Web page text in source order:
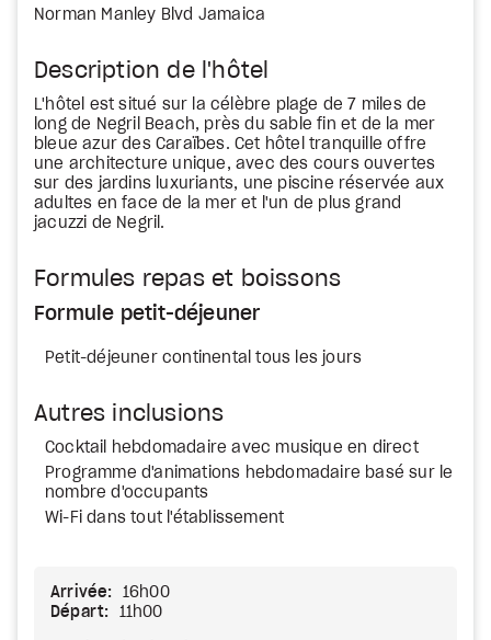
Norman Manley Blvd Jamaica
Description de l'hôtel
L'hôtel est situé sur la célèbre plage de 7 miles de
long de Negril Beach, près du sable fin et de la mer
bleue azur des Caraïbes. Cet hôtel tranquille offre
une architecture unique, avec des cours ouvertes
sur des jardins luxuriants, une piscine réservée aux
adultes en face de la mer et l'un de plus grand
jacuzzi de Negril.
Formules repas et boissons
Formule petit-déjeuner
Petit-déjeuner continental tous les jours
Autres inclusions
Cocktail hebdomadaire avec musique en direct
Programme d'animations hebdomadaire basé sur le
nombre d'occupants
Wi-Fi dans tout l'établissement
Arrivée:
16h00
Départ:
11h00